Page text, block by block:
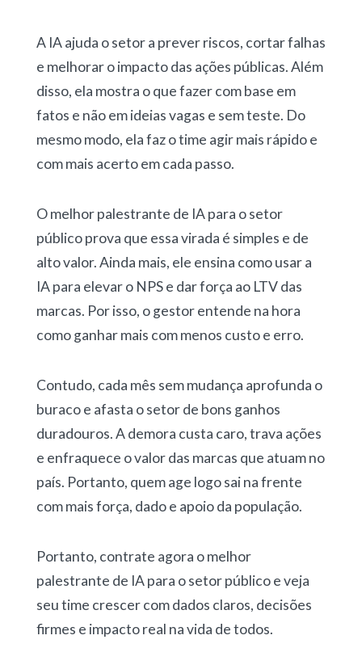
A IA ajuda o setor a prever riscos, cortar falhas
e melhorar o impacto das ações públicas. Além
disso, ela mostra o que fazer com base em
fatos e não em ideias vagas e sem teste. Do
mesmo modo, ela faz o time agir mais rápido e
com mais acerto em cada passo.
O melhor palestrante de IA para o setor
público prova que essa virada é simples e de
alto valor. Ainda mais, ele ensina como usar a
IA para elevar o NPS e dar força ao LTV das
marcas. Por isso, o gestor entende na hora
como ganhar mais com menos custo e erro.
Contudo, cada mês sem mudança aprofunda o
buraco e afasta o setor de bons ganhos
duradouros. A demora custa caro, trava ações
e enfraquece o valor das marcas que atuam no
país. Portanto, quem age logo sai na frente
com mais força, dado e apoio da população.
Portanto, contrate agora o melhor
palestrante de IA para o setor público e veja
seu time crescer com dados claros, decisões
firmes e impacto real na vida de todos.